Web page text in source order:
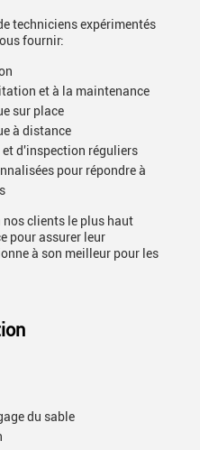
techniciens expérimentés
fournir:
et à la maintenance
sur place
à distance
d'inspection réguliers
pour répondre à
clients le plus haut
pour assurer leur
à son meilleur pour les
du sable